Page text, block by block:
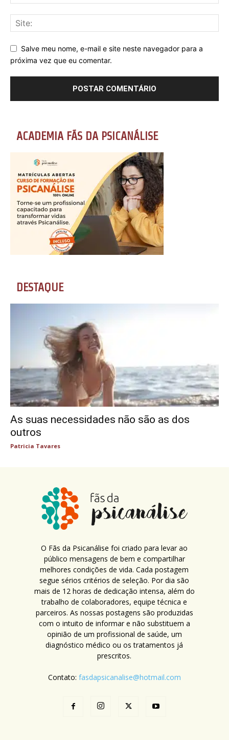
Salve meu nome, e-mail e site neste navegador para a
próxima vez que eu comentar.
ACADEMIA FÃS DA PSICANÁLISE
DESTAQUE
As suas necessidades não são as dos
outros
Patricia Tavares
O Fãs da Psicanálise foi criado para levar ao
público mensagens de bem e compartilhar
melhores condições de vida. Cada postagem
segue sérios critérios de seleção. Por dia são
mais de 12 horas de dedicação intensa, além do
trabalho de colaboradores, equipe técnica e
parceiros. As nossas postagens são produzidas
com o intuito de informar e não substituem a
opinião de um profissional de saúde, um
diagnóstico médico ou os tratamentos já
prescritos.
Contato: fasdapsicanalise@hotmail.com